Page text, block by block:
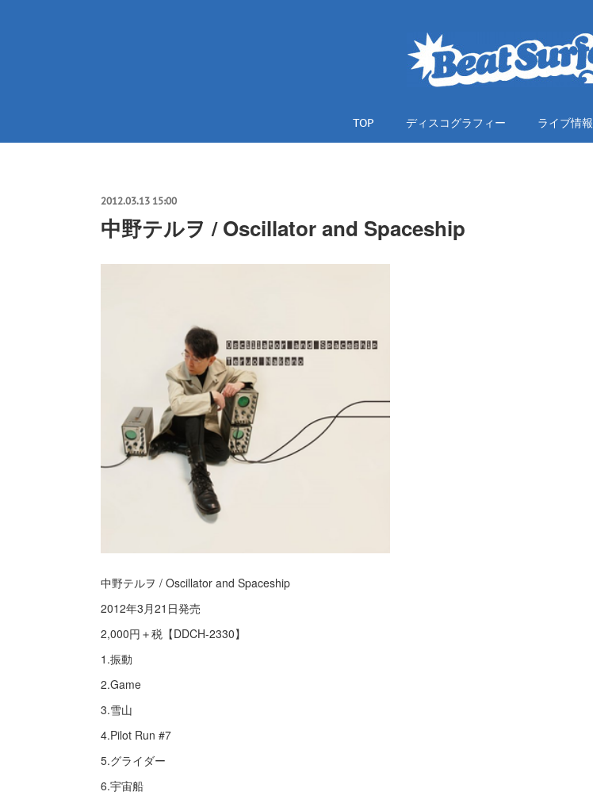
TOP ディスコグラフィー ライブ情報
2012.03.13 15:00
中野テルヲ / Oscillator and Spaceship
中野テルヲ / Oscillator and Spaceship
2012年3月21日発売
2,000円＋税【DDCH-2330】
1.振動
2.Game
3.雪山
4.Pilot Run #7
5.グライダー
6.宇宙船